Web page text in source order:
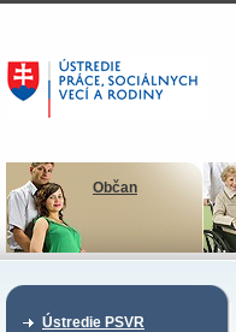
Občan
Ústredie PSVR